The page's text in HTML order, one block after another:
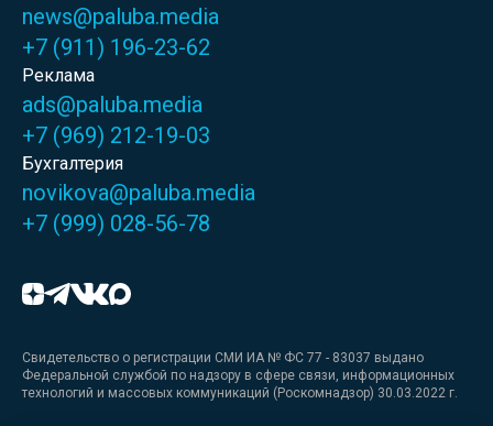
news@paluba.media
+7 (911) 196-23-62
Реклама
ads@paluba.media
+7 (969) 212-19-03
Бухгалтерия
novikova@paluba.media
+7 (999) 028-56-78
Свидетельство о регистрации СМИ ИА № ФС 77 - 83037 выдано
Федеральной службой по надзору в сфере связи, информационных
технологий и массовых коммуникаций (Роскомнадзор) 30.03.2022 г.